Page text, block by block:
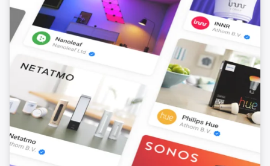
Doppeltürklingel - Kabelgebunden (S330)
Jemand hängt herum
Doppeltürklingel - Kabelgebunden (S330)
Bewegung erkannt
Doppeltürklingel - Kabelgebunden (S330)
Haustier erkannt i
Doppeltürklingel - Kabelgebunden (S330)
Türklingel gedrückt